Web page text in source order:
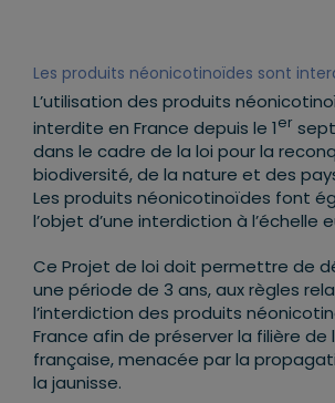
Les produits néonicotinoïdes sont
L’utilisation des produits
interdite en France depuis le 1er
dans le cadre de la loi pour la
biodiversité, de la nature et des
Les produits néonicotinoïdes font
l’objet d’une interdiction à l’échelle
Ce Projet de loi doit permettre de
une période de 3 ans, aux règles
l’interdiction des produits
France afin de préserver la filière
française, menacée par la
la jaunisse.